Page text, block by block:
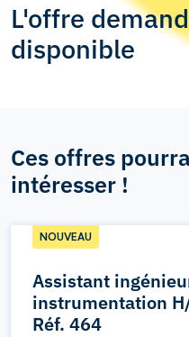
L'offre
disponible
Ces offres
intéresser !
Assistant
instrumentation
Réf. 464
NOUVEAU